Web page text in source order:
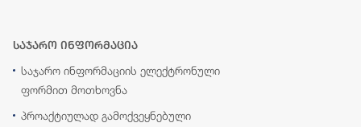
საჯარო ინფორმაცია
საჯარო ინფორმაციის ელექტრონული
ფორმით მოთხოვნა
პროაქტიულად გამოქვეყნებული